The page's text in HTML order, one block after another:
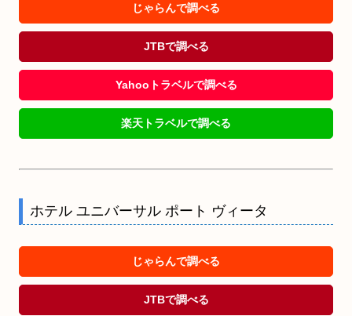
じゃらんで調べる
JTBで調べる
Yahooトラベルで調べる
楽天トラベルで調べる
ホテル ユニバーサル ポート ヴィータ
じゃらんで調べる
JTBで調べる